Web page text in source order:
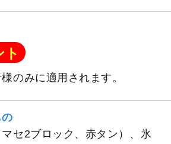
ト
のみに適用されます。
セ2ブロック、赤タン）、氷